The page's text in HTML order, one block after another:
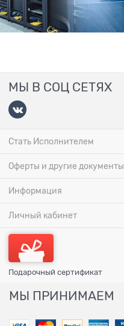
МЫ В СОЦ СЕТЯХ
Стать Исполнителем
Оферты и другие документы
Информация
Личный кабинет
Подарочный сертификат
МЫ ПРИНИМАЕМ